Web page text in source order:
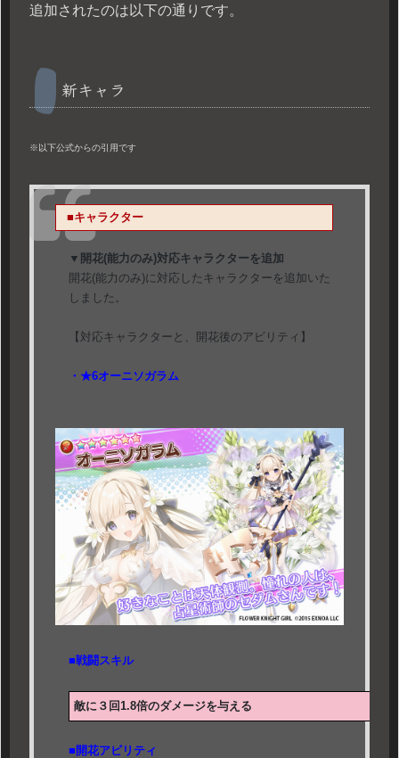
追加されたのは以下の通りです。
新キャラ
※以下公式からの引用です
■キャラクター
▼開花(能力のみ)対応キャラクターを追加
開花(能力のみ)に対応したキャラクターを追加いた
しました。
【対応キャラクターと、開花後のアビリティ】
・★6オーニソガラム
■戦闘スキル
敵に３回1.8倍のダメージを与える
■開花アビリティ